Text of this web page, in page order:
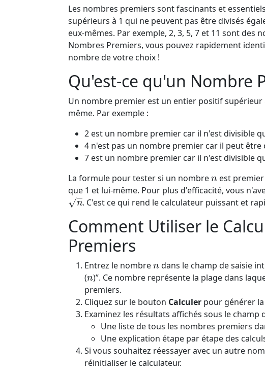
Les nombres premiers sont fascinants et
supérieurs à 1 qui ne peuvent pas être divisés
eux-mêmes. Par exemple, 2, 3, 5, 7 et 11 sont des
Nombres Premiers, vous pouvez rapidement
nombre de votre choix !
Qu'est-ce qu'un Nombre
Un nombre premier est un entier positif supérieur
même. Par exemple :
2 est un nombre premier car il n'est divisible
4 n'est pas un nombre premier car il peut être
7 est un nombre premier car il n'est divisible
La formule pour tester si un nombre
est
que 1 et lui-même. Pour plus d'efficacité, vous
n
. C'est ce qui rend le calculateur puissant et
Comment Utiliser le
Premiers
Entrez le nombre
dans le champ de saisie
(
n
)”. Ce nombre représente la plage dans
premiers.
Cliquez sur le bouton Calculer pour générer
Examinez les résultats affichés sous le champ
Une liste de tous les nombres premiers
Une explication étape par étape des
Si vous souhaitez réessayer avec un autre
réinitialiser le calculateur.